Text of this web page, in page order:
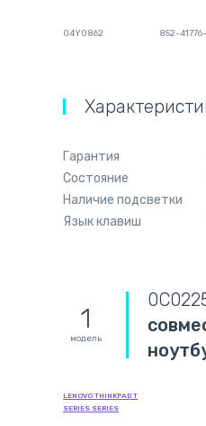
04Y0862 852-
Гарантия
Состояние
Наличие подсветки
Язык клавиш
1
модель
LENOVO THINKPAD T
SERIES SERIES